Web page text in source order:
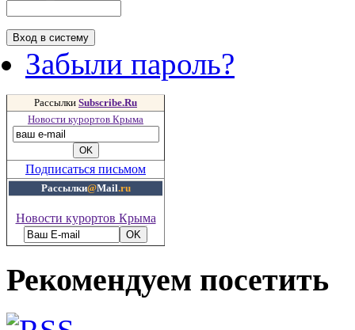
Забыли пароль?
Рассылки Subscribe.Ru
Новости курортов Крыма
Подписаться письмом
Рассылки@Mail.ru
Новости курортов Крыма
Рекомендуем посетить